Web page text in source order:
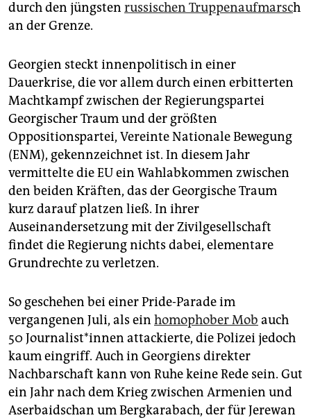
durch den jüngsten russischen Truppenaufmarsch
an der Grenze.
Georgien steckt innenpolitisch in einer
Dauerkrise, die vor allem durch einen erbitterten
Machtkampf zwischen der Regierungspartei
Georgischer Traum und der größten
Oppositionspartei, Vereinte Nationale Bewegung
(ENM), gekennzeichnet ist. In diesem Jahr
vermittelte die EU ein Wahlabkommen zwischen
den beiden Kräften, das der Georgische Traum
kurz darauf platzen ließ. In ihrer
Auseinandersetzung mit der Zivilgesellschaft
findet die Regierung nichts dabei, elementare
Grundrechte zu verletzen.
So geschehen bei einer Pride-Parade im
vergangenen Juli, als ein homophober Mob auch
50 Jour­na­lis­t*in­nen attackierte, die Polizei jedoch
kaum eingriff. Auch in Georgiens direkter
Nachbarschaft kann von Ruhe keine Rede sein. Gut
ein Jahr nach dem Krieg zwischen Armenien und
Aserbaidschan um Bergkarabach, der für Jerewan